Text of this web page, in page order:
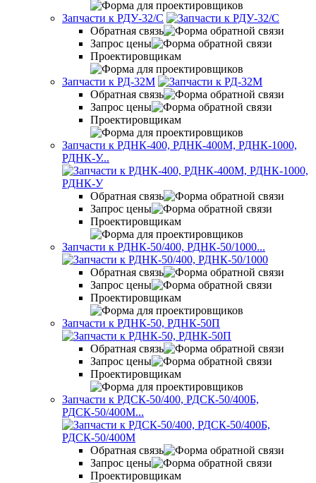
Запчасти к РДУ-32/С
Обратная связь
Запрос цены
Проектировщикам
Запчасти к РД-32М
Обратная связь
Запрос цены
Проектировщикам
Запчасти к РДНК-400, РДНК-400М, РДНК-1000,
РДНК-У...
Обратная связь
Запрос цены
Проектировщикам
Запчасти к РДНК-50/400, РДНК-50/1000...
Обратная связь
Запрос цены
Проектировщикам
Запчасти к РДНК-50, РДНК-50П
Обратная связь
Запрос цены
Проектировщикам
Запчасти к РДСК-50/400, РДСК-50/400Б,
РДСК-50/400М...
Обратная связь
Запрос цены
Проектировщикам